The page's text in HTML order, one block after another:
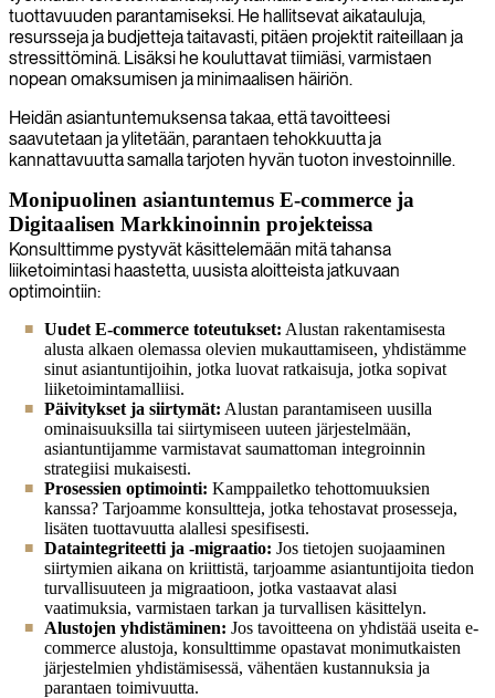
tuottavuuden parantamiseksi. He hallitsevat aikatauluja,
resursseja ja budjetteja taitavasti, pitäen projektit raiteillaan ja
stressittöminä. Lisäksi he kouluttavat tiimiäsi, varmistaen
nopean omaksumisen ja minimaalisen häiriön.
Heidän asiantuntemuksensa takaa, että tavoitteesi
saavutetaan ja ylitetään, parantaen tehokkuutta ja
kannattavuutta samalla tarjoten hyvän tuoton investoinnille.
Monipuolinen asiantuntemus E-commerce ja
Digitaalisen Markkinoinnin projekteissa
Konsulttimme pystyvät käsittelemään mitä tahansa
liiketoimintasi haastetta, uusista aloitteista jatkuvaan
optimointiin:
Uudet E-commerce toteutukset: Alustan rakentamisesta
alusta alkaen olemassa olevien mukauttamiseen, yhdistämme
sinut asiantuntijoihin, jotka luovat ratkaisuja, jotka sopivat
liiketoimintamalliisi.
Päivitykset ja siirtymät: Alustan parantamiseen uusilla
ominaisuuksilla tai siirtymiseen uuteen järjestelmään,
asiantuntijamme varmistavat saumattoman integroinnin
strategiisi mukaisesti.
Prosessien optimointi: Kamppailetko tehottomuuksien
kanssa? Tarjoamme konsultteja, jotka tehostavat prosesseja,
lisäten tuottavuutta alallesi spesifisesti.
Dataintegriteetti ja -migraatio: Jos tietojen suojaaminen
siirtymien aikana on kriittistä, tarjoamme asiantuntijoita tiedon
turvallisuuteen ja migraatioon, jotka vastaavat alasi
vaatimuksia, varmistaen tarkan ja turvallisen käsittelyn.
Alustojen yhdistäminen: Jos tavoitteena on yhdistää useita e-
commerce alustoja, konsulttimme opastavat monimutkaisten
järjestelmien yhdistämisessä, vähentäen kustannuksia ja
parantaen toimivuutta.